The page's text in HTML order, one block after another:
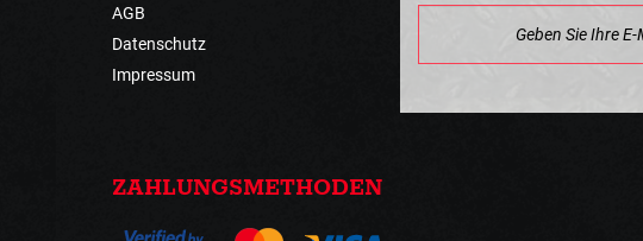
AGB
Datenschutz
Impressum
ZAHLUNGSMETHODEN